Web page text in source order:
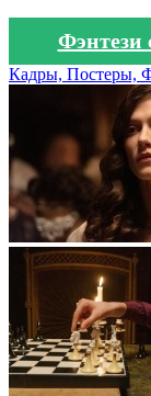
Фэнтези
Кадры, Постеры,